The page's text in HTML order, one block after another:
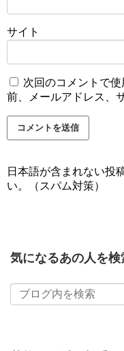
サイト
次回のコメントで
前、メールアドレス、
日本語が含まれない投
い。（スパム対策）
気になるあの人を検